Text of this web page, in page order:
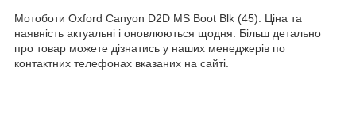
Мотоботи Oxford Canyon D2D MS Boot Blk (45). Ціна та
наявність актуальні і оновлюються щодня. Більш детально
про товар можете дізнатись у наших менеджерів по
контактних телефонах вказаних на сайті.